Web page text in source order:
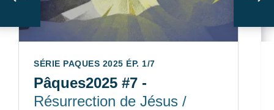
SÉRIE PAQUES 2025 ÉP. 1/7
Pâques2025 #7 -
Résurrection de Jésus /